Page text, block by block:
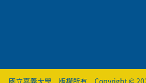
國立嘉義大學 版權所有 Copyright ©